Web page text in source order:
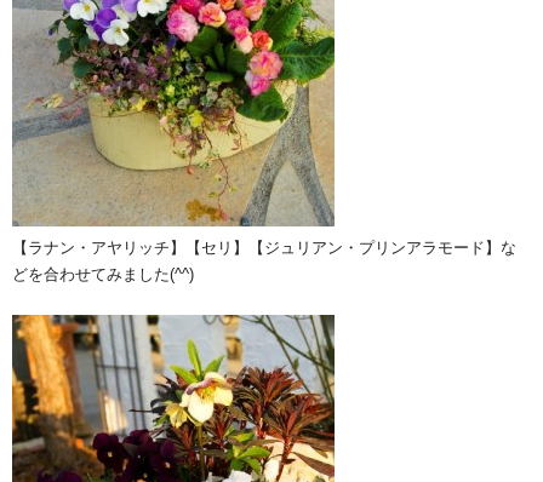
【ラナン・アヤリッチ】【セリ】【ジュリアン・プリンアラモード】な
どを合わせてみました(^^)